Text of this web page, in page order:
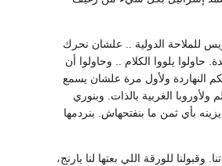
للملاحة الدولية .. علشان نحرك
يلووا الكلام .. وحاولوا أن
ولأول مرة علشان يسمع
الغربية بالذات. وبنوري
بأي ثمن ما بنفتحهاش. بنردمها
للورقة اللي بعتها لنا يارنج،